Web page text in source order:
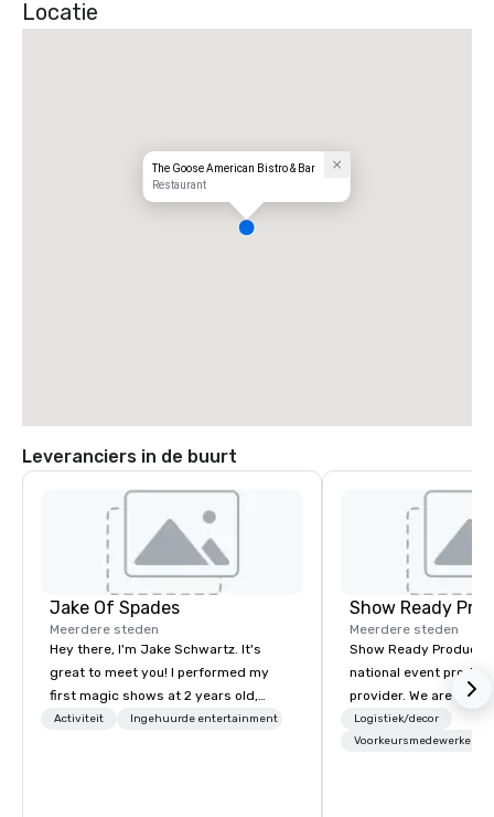
Locatie
The Goose American Bistro & Bar
Restaurant
Leveranciers in de buurt
Jake Of Spades
Meerdere steden
Hey there, I'm Jake Schwartz. It's
great to meet you! I performed my
first magic shows at 2 years old,
making my food “disappear” for my
Activiteit Ingehuurde entertainment
Show Ready
Meerdere steden
Show Ready
national event
provider. We are your
production partner
finish. Our team is
Logistiek/decor
Voorkeursmedewerkers